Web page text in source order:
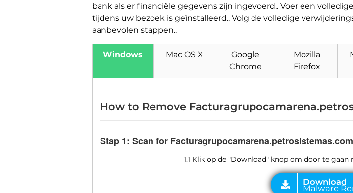
bank als er financiële gegevens zijn ingevoerd.. Voer een
tijdens uw bezoek is geïnstalleerd.. Volg de volledige
aanbevolen stappen..
Windows Mac OS X
Google
Chrome
Mozilla
Firefox
How to Remove
Stap 1: Scan for
1.1 Klik op de "Download" knop om door te
Download